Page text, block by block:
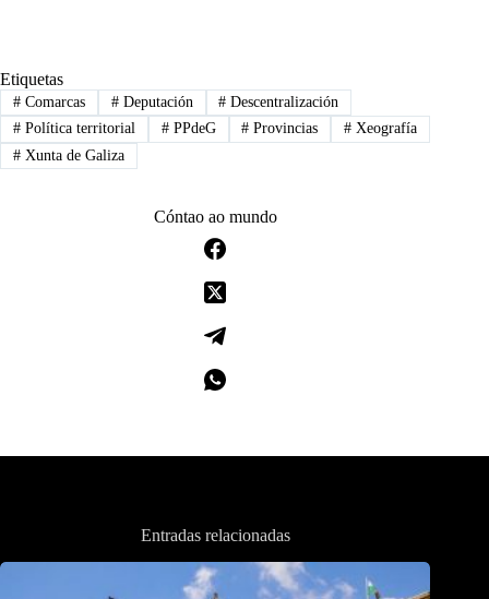
Etiquetas
#Comarcas #Deputación # Descentralización
#Política territorial #PPdeG # Provincias # Xeografía
#Xunta de Galiza
Cóntao ao mundo
Entradas relacionadas